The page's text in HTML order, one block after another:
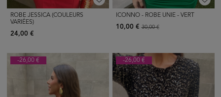
ROBE JESSICA (COULEURS
VARIÉES)
24,00 €
ICONNO - ROBE UNIE - VERT
10,00 €30,00 €
-26,00 € -26,00 €